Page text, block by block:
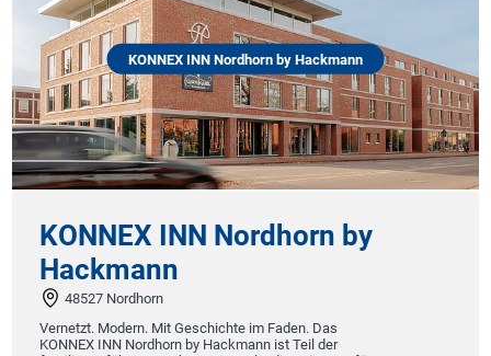
KONNEX INN Nordhorn by Hackmann
KONNEX INN Nordhorn by
Hackmann
48527 Nordhorn
Vernetzt. Modern. Mit Geschichte im Faden. Das
KONNEX INN Nordhorn by Hackmann ist Teil der